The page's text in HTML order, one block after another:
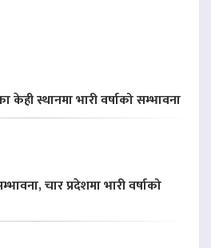
केही स्थानमा भारी वर्षाको सम्भावना
चार प्रदेशमा भारी वर्षाको